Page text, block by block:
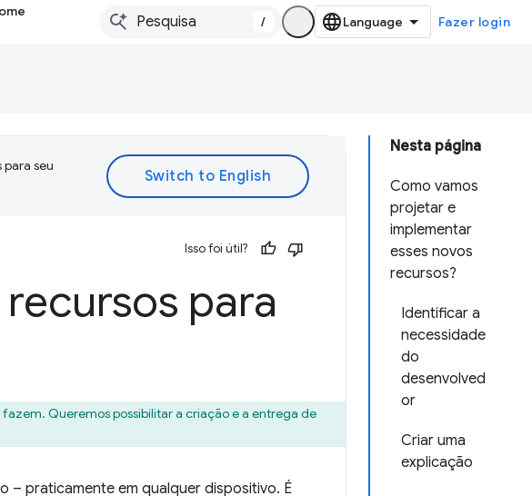
/ Fazer login
Nesta página
Como vamos
projetar e
implementar
esses novos
recursos?
Identificar a
necessidade
do
desenvolved
or
Criar uma
explicação
seu
Isso foi útil?
para
Queremos possibilitar a criação e a entrega de
– praticamente em qualquer dispositivo. É